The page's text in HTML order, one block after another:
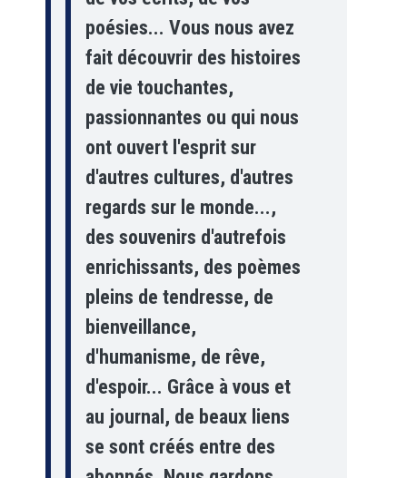
poésies... Vous nous avez
fait découvrir des histoires
de vie touchantes,
passionnantes ou qui nous
ont ouvert l'esprit sur
d'autres cultures, d'autres
regards sur le monde...,
des souvenirs d'autrefois
enrichissants, des poèmes
pleins de tendresse, de
bienveillance,
d'humanisme, de rêve,
d'espoir... Grâce à vous et
au journal, de beaux liens
se sont créés entre des